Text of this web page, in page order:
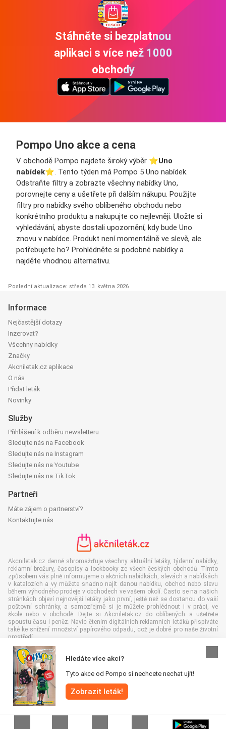
Stáhněte si bezplatnou
aplikaci s více než 1000
obchody
Pompo Uno akce a cena
V obchodě Pompo najdete široký výběr ⭐️Uno
nabídek⭐️. Tento týden má Pompo 5 Uno nabídek.
Odstraňte filtry a zobrazte všechny nabídky Uno,
porovnejte ceny a ušetřete při dalším nákupu. Použijte
filtry pro nabídky svého oblíbeného obchodu nebo
konkrétního produktu a nakupujte co nejlevněji. Uložte si
vyhledávání, abyste dostali upozornění, kdy bude Uno
znovu v nabídce. Produkt není momentálně ve slevě, ale
potřebujete ho? Prohlédněte si podobné nabídky a
najděte vhodnou alternativu.
Poslední aktualizace: středa 13. května 2026
Hledáte více akcí?
Tyto akce od Pompo si nechcete nechat ujít!
Zobrazit leták!
Informace
Nejčastější dotazy
Inzerovat?
Všechny nabídky
Značky
Akcniletak.cz aplikace
O nás
Přidat leták
Novinky
Služby
Přihlášení k odběru newsletteru
Sledujte nás na Facebook
Sledujte nás na Instagram
Sledujte nás na Youtube
Sledujte nás na TikTok
Partneři
Máte zájem o partnerství?
Kontaktujte nás
Akcniletak.cz denně shromažďuje všechny aktuální letáky, týdenní nabídky,
reklamní brožury, časopisy a lookbooky ze všech českých obchodů. Tímto
způsobem vás plně informujeme o akčních nabídkách, slevách a nabídkách
v katalozích a vy můžete snadno najít danou nabídku, obchod nebo slevu
během výhodného prodeje v obchodech ve vašem okolí. Často se na našich
stránkách objeví nejnovější letáky jako první, ještě než se dostanou do vaší
poštovní schránky, a samozřejmě si je můžete prohlédnout i v práci, ve
škole nebo v obchodě. Dejte si Akcniletak.cz do oblíbených a ušetřete
spoustu času i peněz. Navíc čtením digitálních reklamních letáků přispíváte
také ke snížení množství papírového odpadu, což je dobré pro naše životní
prostředí.
Všechna práva vyhrazena © Akcniletak.cz 2026 |
Podmínky a pravidla
|Zásady ochrany osobních údajů